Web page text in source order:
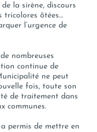
la sirène, discours
tricolores ôtées…
l’urgence de
nombreuses
continue de
ne peut
fois, toute son
de traitement dans
communes.
permis de mettre en